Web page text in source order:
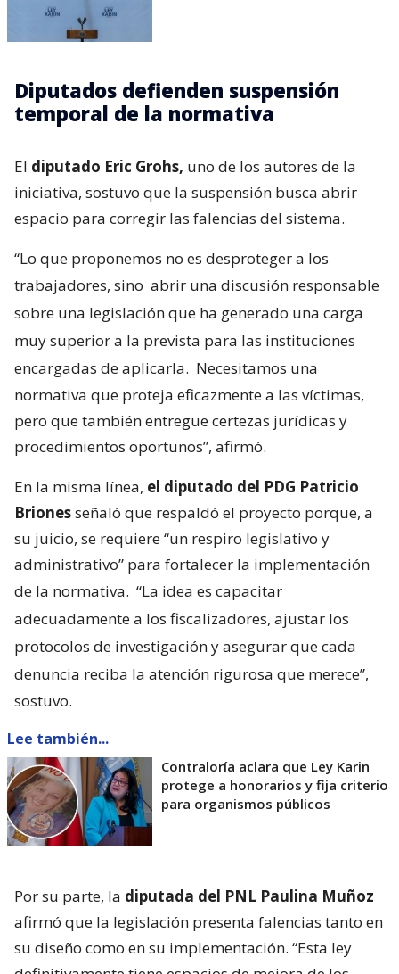
Diputados defienden suspensión
temporal de la normativa
El diputado Eric Grohs, uno de los autores de la
iniciativa, sostuvo que la suspensión busca abrir
espacio para corregir las falencias del sistema.
“Lo que proponemos no es desproteger a los
trabajadores, sino abrir una discusión responsable
sobre una legislación que ha generado una carga
muy superior a la prevista para las instituciones
encargadas de aplicarla. Necesitamos una
normativa que proteja eficazmente a las víctimas,
pero que también entregue certezas jurídicas y
procedimientos oportunos”, afirmó.
En la misma línea, el diputado del PDG Patricio
Brionesseñaló que respaldó el proyecto porque, a
su juicio, se requiere “un respiro legislativo y
administrativo” para fortalecer la implementación
de la normativa. “La idea es capacitar
adecuadamente a los fiscalizadores, ajustar los
protocolos de investigación y asegurar que cada
denuncia reciba la atención rigurosa que merece”,
sostuvo.
Lee también...
Contraloría aclara que Ley Karin
protege a honorarios y fija criterio
para organismos públicos
Por su parte, la diputada del PNL Paulina Muñoz
afirmó que la legislación presenta falencias tanto en
su diseño como en su implementación. “Esta ley